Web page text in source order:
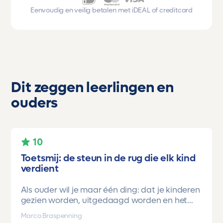
Eenvoudig en veilig betalen met iDEAL of creditcard
Dit zeggen leerlingen en
ouders
10
Toetsmij: de steun in de rug die elk kind
verdient
Als ouder wil je maar één ding: dat je kinderen
gezien worden, uitgedaagd worden en het
vertrouwen krijgen dat ze méér kunnen dan ze
Marco Braspenning